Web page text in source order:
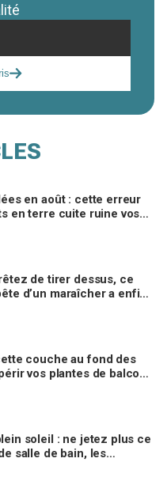
en août : cette erreur
en terre cuite ruine vos
de tirer dessus, ce
d’un maraîcher a enfin
couche au fond des
vos plantes de balcon,
soleil : ne jetez plus ce
salle de bain, les